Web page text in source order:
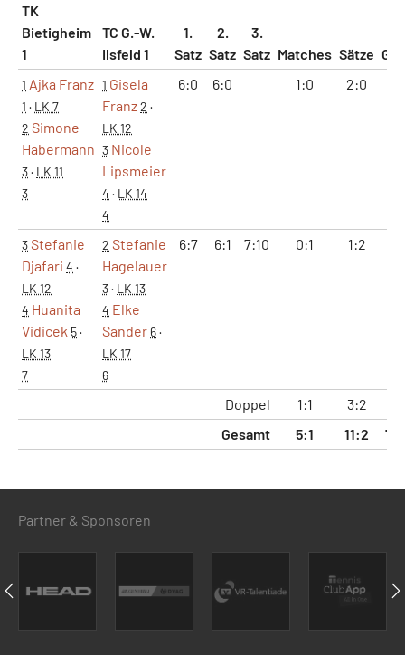
TK
Bietigheim
1
TC G.-W.
Ilsfeld 1
1.
Satz
2.
Satz
3.
Satz Matches Sätze
1 Ajka Franz
1 · LK 7
2 Simone
Habermann
3· LK 11
3
1 Gisela
Franz2 ·
LK 12
3 Nicole
Lipsmeier
4 · LK 14
4
6:0 6:0 1:0 2:0
3Stefanie
Djafari 4 ·
LK 12
4 Huanita
Vidicek 5·
LK 13
7
2 Stefanie
Hagelauer
3· LK 13
4 Elke
Sander 6·
LK 17
6
6:7 6:1 7:10 0:1 1:2
Doppel 1:1 3:2
Gesamt
5:1 11:2
Partner & Sponsoren